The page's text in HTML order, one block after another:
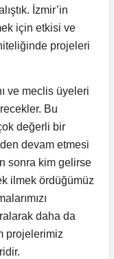
İzmir’in
için etkisi ve
projeleri
ve meclis üyeleri
Bu
değerli bir
devam etmesi
sonra kim gelirse
ilmek ördüğümüz
daha da
projelerimiz